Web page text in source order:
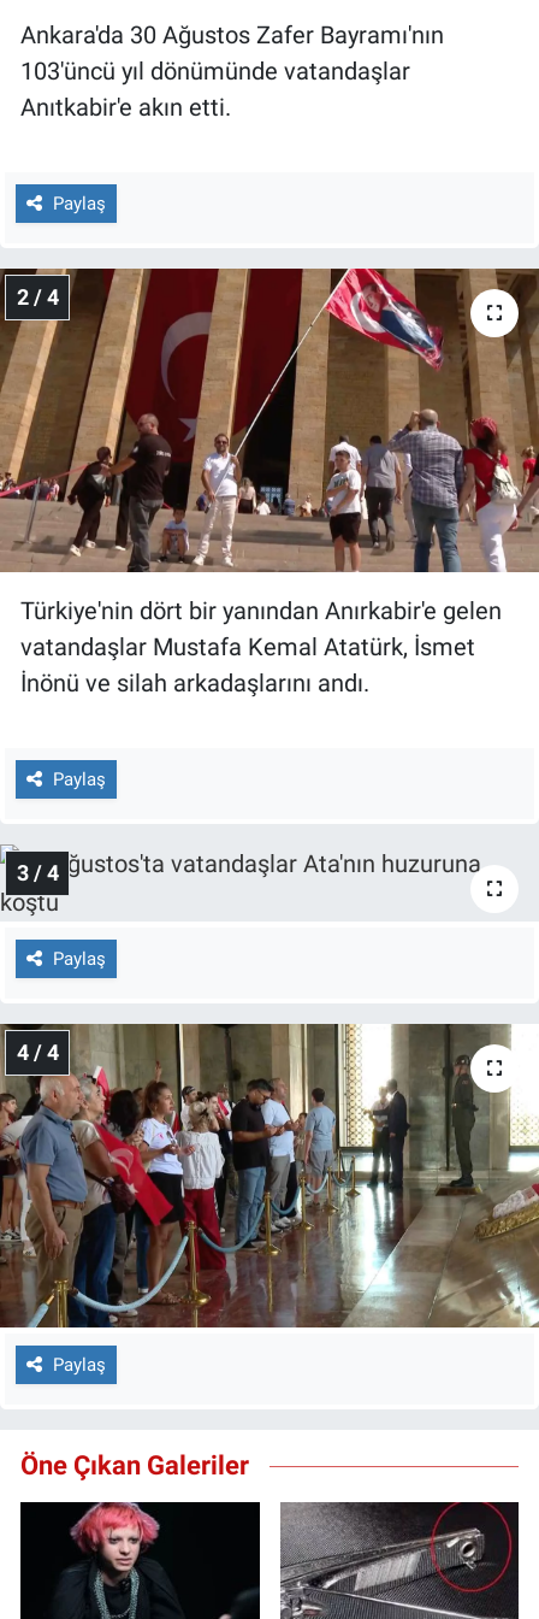
Ankara'da 30 Ağustos Zafer Bayramı'nın
103'üncü yıl dönümünde vatandaşlar
Anıtkabir'e akın etti.
Paylaş
2 / 4
Türkiye'nin dört bir yanından Anırkabir'e gelen
vatandaşlar Mustafa Kemal Atatürk, İsmet
İnönü ve silah arkadaşlarını andı.
Paylaş
3 / 4
Paylaş
4 / 4
Paylaş
Öne Çıkan Galeriler
Gündem Özel
Günün görüntüsü
Haber
Kimdir
Koronavirüs
Kültür Sanat
Ne demişti
Nedir
Popüler
Programlar
Spor
Teknoloji
Türkiye'nin Gündemi
Yerel Gündem
Yerel Yaşam
Canlı Yayın